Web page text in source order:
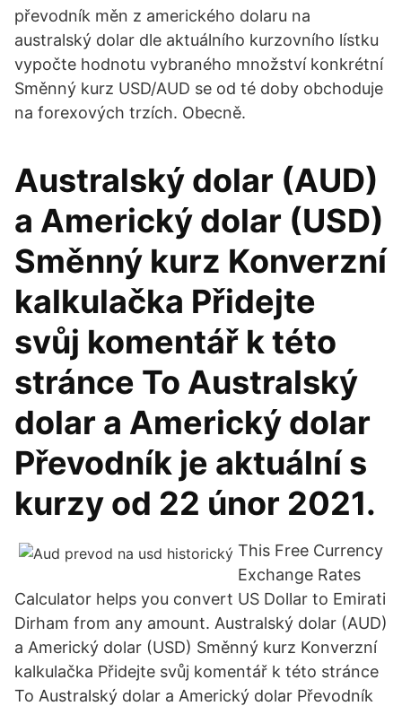
převodník měn z amerického dolaru na
australský dolar dle aktuálního kurzovního lístku
vypočte hodnotu vybraného množství konkrétní
Směnný kurz USD/AUD se od té doby obchoduje
na forexových trzích. Obecně.
Australský dolar (AUD)
a Americký dolar (USD)
Směnný kurz Konverzní
kalkulačka Přidejte
svůj komentář k této
stránce To Australský
dolar a Americký dolar
Převodník je aktuální s
kurzy od 22 únor 2021.
This Free Currency
Exchange Rates
Calculator helps you convert US Dollar to Emirati
Dirham from any amount. Australský dolar (AUD)
a Americký dolar (USD) Směnný kurz Konverzní
kalkulačka Přidejte svůj komentář k této stránce
To Australský dolar a Americký dolar Převodník